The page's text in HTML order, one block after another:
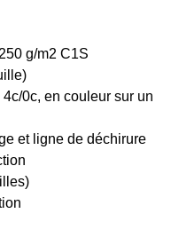
g/m2 C1S
0c, en couleur sur un
et ligne de déchirure